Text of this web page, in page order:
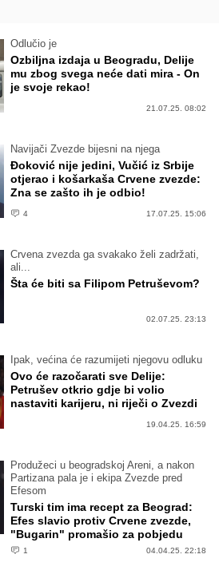
Odlučio je
Ozbiljna izdaja u Beogradu, Delije
mu zbog svega neće dati mira - On
je svoje rekao!
21.07.25. 08:02
Navijači Zvezde bijesni na njega
Đoković nije jedini, Vučić iz Srbije
otjerao i košarkaša Crvene zvezde:
Zna se zašto ih je odbio!
4 17.07.25. 15:06
Crvena zvezda ga svakako želi zadržati,
ali...
Šta će biti sa Filipom Petruševom?
02.07.25. 23:13
Ipak, većina će razumijeti njegovu odluku
Ovo će razočarati sve Delije:
Petrušev otkrio gdje bi volio
nastaviti karijeru, ni riječi o Zvezdi
19.04.25. 16:59
Produžeci u beogradskoj Areni, a nakon
Partizana pala je i ekipa Zvezde pred
Efesom
Turski tim ima recept za Beograd:
Efes slavio protiv Crvene zvezde,
"Bugarin" promašio za pobjedu
1 04.04.25. 22:18